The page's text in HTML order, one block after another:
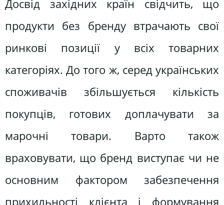
Досвід західних країн свідчить, що
продукти без бренду втрачають свої
ринкові позиції у всіх товарних
категоріях. До того ж, серед українських
споживачів збільшується кількість
покупців, готових доплачувати за
марочні товари. Варто також
враховувати, що бренд виступає чи не
основним фактором забезпечення